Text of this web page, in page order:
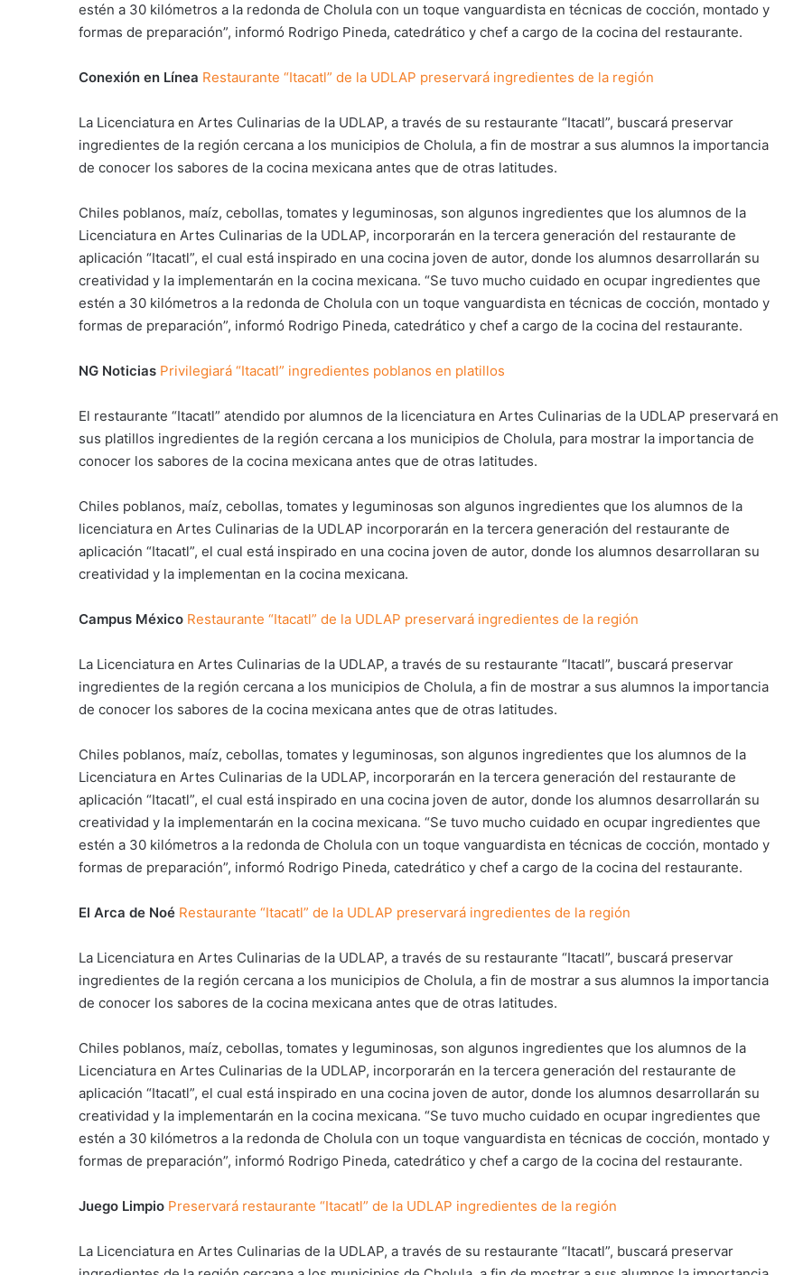
estén a 30 kilómetros a la redonda de Cholula con un toque vanguardista en técnicas de cocción, montado y
formas de preparación”, informó Rodrigo Pineda, catedrático y chef a cargo de la cocina del restaurante.
Conexión en Línea Restaurante “Itacatl” de la UDLAP preservará ingredientes de la región
La Licenciatura en Artes Culinarias de la UDLAP, a través de su restaurante “Itacatl”, buscará preservar
ingredientes de la región cercana a los municipios de Cholula, a fin de mostrar a sus alumnos la importancia
de conocer los sabores de la cocina mexicana antes que de otras latitudes.
Chiles poblanos, maíz, cebollas, tomates y leguminosas, son algunos ingredientes que los alumnos de la
Licenciatura en Artes Culinarias de la UDLAP, incorporarán en la tercera generación del restaurante de
aplicación “Itacatl”, el cual está inspirado en una cocina joven de autor, donde los alumnos desarrollarán su
creatividad y la implementarán en la cocina mexicana. “Se tuvo mucho cuidado en ocupar ingredientes que
estén a 30 kilómetros a la redonda de Cholula con un toque vanguardista en técnicas de cocción, montado y
formas de preparación”, informó Rodrigo Pineda, catedrático y chef a cargo de la cocina del restaurante.
NG Noticias Privilegiará “Itacatl” ingredientes poblanos en platillos
El restaurante “Itacatl” atendido por alumnos de la licenciatura en Artes Culinarias de la UDLAP preservará en
sus platillos ingredientes de la región cercana a los municipios de Cholula, para mostrar la importancia de
conocer los sabores de la cocina mexicana antes que de otras latitudes.
Chiles poblanos, maíz, cebollas, tomates y leguminosas son algunos ingredientes que los alumnos de la
licenciatura en Artes Culinarias de la UDLAP incorporarán en la tercera generación del restaurante de
aplicación “Itacatl”, el cual está inspirado en una cocina joven de autor, donde los alumnos desarrollaran su
creatividad y la implementan en la cocina mexicana.
Campus México Restaurante “Itacatl” de la UDLAP preservará ingredientes de la región
La Licenciatura en Artes Culinarias de la UDLAP, a través de su restaurante “Itacatl”, buscará preservar
ingredientes de la región cercana a los municipios de Cholula, a fin de mostrar a sus alumnos la importancia
de conocer los sabores de la cocina mexicana antes que de otras latitudes.
Chiles poblanos, maíz, cebollas, tomates y leguminosas, son algunos ingredientes que los alumnos de la
Licenciatura en Artes Culinarias de la UDLAP, incorporarán en la tercera generación del restaurante de
aplicación “Itacatl”, el cual está inspirado en una cocina joven de autor, donde los alumnos desarrollarán su
creatividad y la implementarán en la cocina mexicana. “Se tuvo mucho cuidado en ocupar ingredientes que
estén a 30 kilómetros a la redonda de Cholula con un toque vanguardista en técnicas de cocción, montado y
formas de preparación”, informó Rodrigo Pineda, catedrático y chef a cargo de la cocina del restaurante.
El Arca de Noé Restaurante “Itacatl” de la UDLAP preservará ingredientes de la región
La Licenciatura en Artes Culinarias de la UDLAP, a través de su restaurante “Itacatl”, buscará preservar
ingredientes de la región cercana a los municipios de Cholula, a fin de mostrar a sus alumnos la importancia
de conocer los sabores de la cocina mexicana antes que de otras latitudes.
Chiles poblanos, maíz, cebollas, tomates y leguminosas, son algunos ingredientes que los alumnos de la
Licenciatura en Artes Culinarias de la UDLAP, incorporarán en la tercera generación del restaurante de
aplicación “Itacatl”, el cual está inspirado en una cocina joven de autor, donde los alumnos desarrollarán su
creatividad y la implementarán en la cocina mexicana. “Se tuvo mucho cuidado en ocupar ingredientes que
estén a 30 kilómetros a la redonda de Cholula con un toque vanguardista en técnicas de cocción, montado y
formas de preparación”, informó Rodrigo Pineda, catedrático y chef a cargo de la cocina del restaurante.
Juego Limpio Preservará restaurante “Itacatl” de la UDLAP ingredientes de la región
La Licenciatura en Artes Culinarias de la UDLAP, a través de su restaurante “Itacatl”, buscará preservar